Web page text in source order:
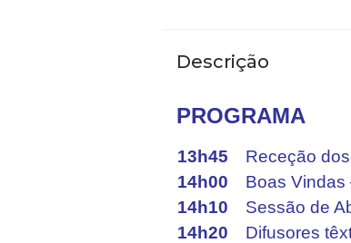
Descrição
PROGRAMA
13h45
Receção
14h00
Boas Vindas
14h10
Sessão de
14h20
Difusores